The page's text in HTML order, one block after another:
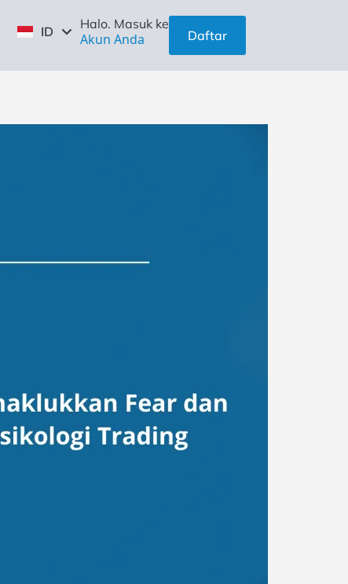
ID
ZH
Halo. Masuk ke
Akun Anda Daftar